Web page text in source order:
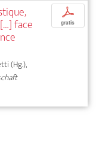
face
(Hg.),
p
gratis